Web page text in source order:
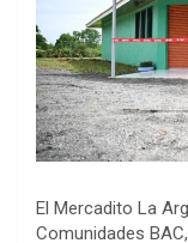
El Mercadito La
Comunidades